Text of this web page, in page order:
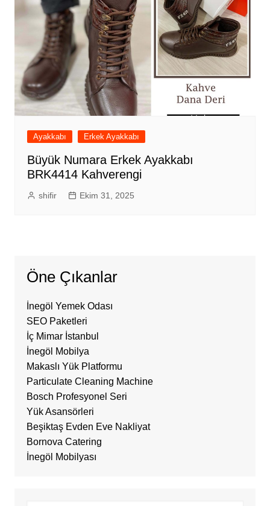
Ayakkabı Erkek Ayakkabı
Büyük Numara Erkek Ayakkabı
BRK4414 Kahverengi
shifir Ekim 31, 2025
Öne Çıkanlar
İnegöl Yemek Odası
SEO Paketleri
İç Mimar İstanbul
İnegöl Mobilya
Makaslı Yük Platformu
Particulate Cleaning Machine
Bosch Profesyonel Seri
Yük Asansörleri
Beşiktaş Evden Eve Nakliyat
Bornova Catering
İnegöl Mobilyası